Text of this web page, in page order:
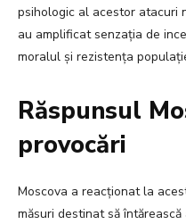
psihologic al acestor atacuri
au amplificat senzația de
moralul și rezistența
Răspunsul
provocări
Moscova a reacționat la
măsuri destinat să